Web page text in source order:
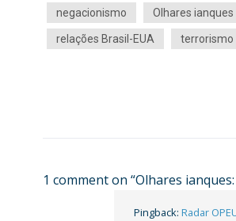
negacionismo Olhares ianques
relações Brasil-EUA terrorismo
1 comment on “Olhares
Pingback: Radar